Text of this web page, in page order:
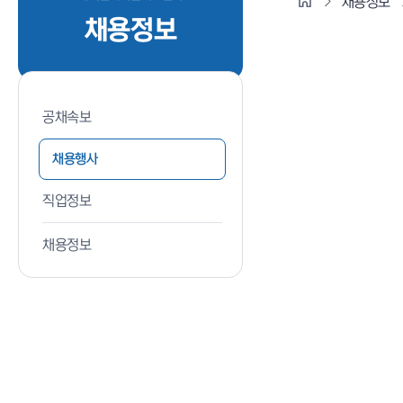
채용정보
공채속보
채용행사
직업정보
채용정보